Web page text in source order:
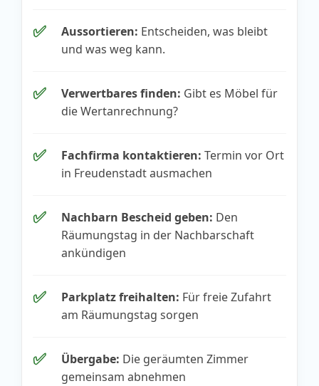
✅ Aussortieren: Entscheiden, was bleibt
und was weg kann.
✅ Verwertbares finden: Gibt es Möbel für
die Wertanrechnung?
✅ Fachfirma kontaktieren: Termin vor Ort
in Freudenstadt ausmachen
✅ Nachbarn Bescheid geben: Den
Räumungstag in der Nachbarschaft
ankündigen
✅ Parkplatz freihalten: Für freie Zufahrt
am Räumungstag sorgen
✅ Übergabe: Die geräumten Zimmer
gemeinsam abnehmen